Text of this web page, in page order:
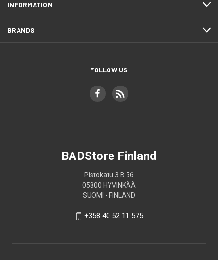
INFORMATION
BRANDS
FOLLOW US
BADStore Finland
Pistokatu 3 B 56
05800 HYVINKÄÄ
SUOMI - FINLAND
+358 40 52 11 575